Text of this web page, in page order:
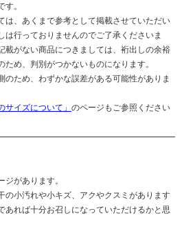
。
は、あくまで参考として掲載させていただい
は行っておりませんのでご了承くださいま
載がない商品につきましては、裄出しの余裕
め、判別がつかないものになります。
のため、わずかな誤差がある可能性がありま
サイズについて」 のページもご参照ください
があります。
の小汚れや小キズ、アクやクスミがあります
あれば十分お召しになっていただけるかと思